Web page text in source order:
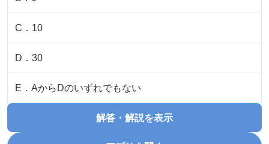
C ． 10
D ． 30
E ． AからDのいずれでもない
解答・解説を表示